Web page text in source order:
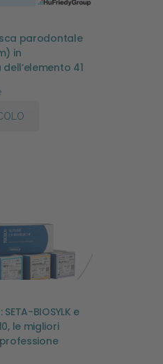
parodontale
in
41
BIOSYLK e
le migliori